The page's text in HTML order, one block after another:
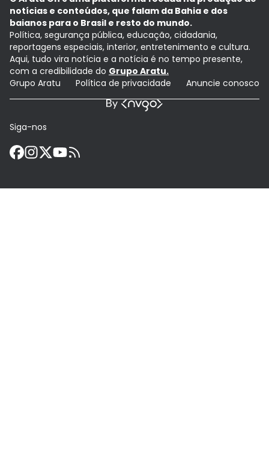
notícias e conteúdos, que falam da Bahia e dos
baianos para o Brasil e resto do mundo.
Política, segurança pública, educação, cidadania,
reportagens especiais, interior, entretenimento e cultura.
Aqui, tudo vira notícia e a notícia é no tempo presente,
com a credibilidade do Grupo Aratu.
Grupo Aratu
Política de privacidade Anuncie conosco
Siga-nos